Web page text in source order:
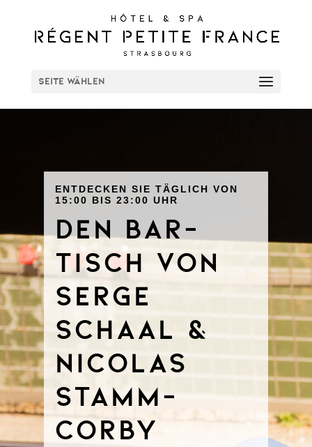
Seite wählen
ENTDECKEN SIE TÄGLICH VON
15:00 BIS 23:00 UHR
den Bar-
Tisch von
Serge
Schaal &
Nicolas
Stamm-
Corby